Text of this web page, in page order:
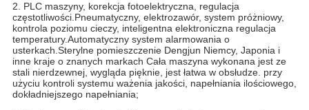
2. PLC maszyny, korekcja fotoelektryczna, regulacja
częstotliwości.Pneumatyczny, elektrozawór, system próżniowy,
kontrola poziomu cieczy, inteligentna elektroniczna regulacja
temperatury.Automatyczny system alarmowania o
usterkach.Sterylne pomieszczenie Dengjun Niemcy, Japonia i
inne kraje o znanych markach Cała maszyna wykonana jest ze
stali nierdzewnej, wygląda pięknie, jest łatwa w obsłudze. przy
użyciu kontroli systemu ważenia jakości, napełniania ilościowego,
dokładniejszego napełniania;